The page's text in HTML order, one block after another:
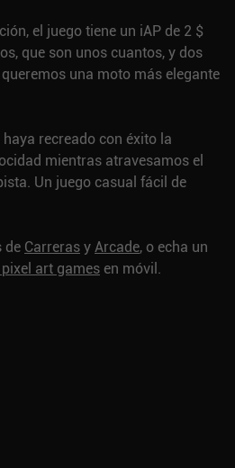
el juego tiene un iAP de 2 $
que son unos cuantos, y dos
una moto más elegante
recreado con éxito la
mientras atravesamos el
Un juego casual fácil de
de CarrerasyArcade, o echa un
art games en móvil.